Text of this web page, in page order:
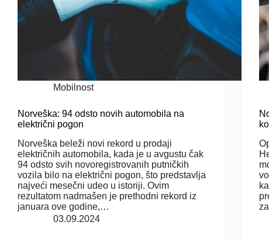
Mobilnost
Norveška: 94 odsto novih automobila na
električni pogon
Norveška beleži novi rekord u prodaji
električnih automobila, kada je u avgustu čak
94 odsto svih novoregistrovanih putničkih
vozila bilo na električni pogon, što predstavlja
najveći mesečni udeo u istoriji. Ovim
rezultatom nadmašen je prethodni rekord iz
januara ove godine,…
03.09.2024